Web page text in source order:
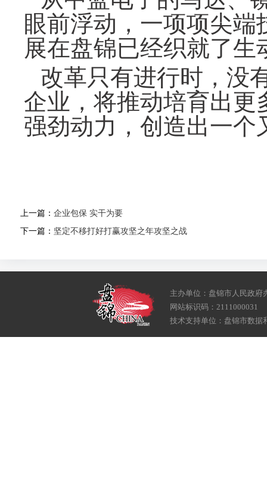
眼前浮动，一项项尖
展在盘锦已经织就了生
改革只有进行时，没
企业，将推动培育出更
强劲动力，创造出一个
上一篇： 企业包保 实干为要
下一篇： 坚定不移打好打赢攻坚之年攻坚之战
主办单位：盘锦市人民政府
网站标识码：2111000031
技术支持单位：盘锦市数据